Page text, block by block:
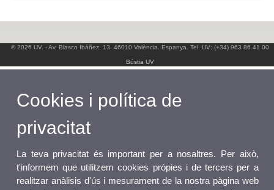
© 2026 UV. - Av. Blasco Ibáñez, 13. 46010 València. Espanya. Tel. UV: (+34) 963 86 41 00
Bústia UV
Cookies i política de
privacitat
La teva privacitat és important per a nosaltres. Per això,
t'informem que utilitzem cookies pròpies i de tercers per a
realitzar anàlisis d'ús i mesurament de la nostra pàgina web